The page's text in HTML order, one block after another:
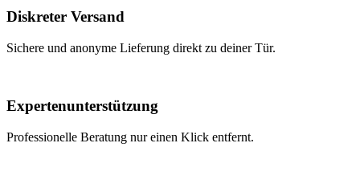
Diskreter Versand
Sichere und anonyme Lieferung direkt zu deiner Tür.
Expertenunterstützung
Professionelle Beratung nur einen Klick entfernt.